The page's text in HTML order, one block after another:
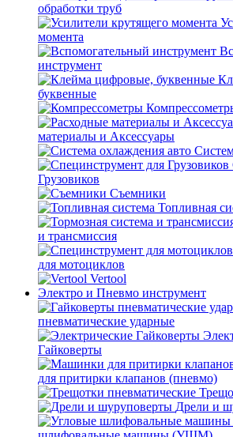
обработки труб
момента
инструмент
буквенные
материалы и Аксессуары
Грузовиков
Съемники
Топливная
и трансмиссия
для мотоциклов
Vertool
Электро и Пневмо инструмент
пневматические ударные
Гайковерты
для притирки клапанов (пневмо)
Дрели и